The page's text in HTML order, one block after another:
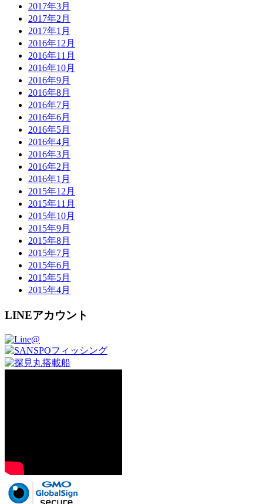
2017年3月
2017年2月
2017年1月
2016年12月
2016年11月
2016年10月
2016年9月
2016年8月
2016年7月
2016年6月
2016年5月
2016年4月
2016年3月
2016年2月
2016年1月
2015年12月
2015年11月
2015年10月
2015年9月
2015年8月
2015年7月
2015年6月
2015年5月
2015年4月
LINEアカウント